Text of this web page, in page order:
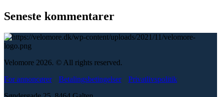
Seneste kommentarer
Velomore 2026. © All rights reserved.
For annoncører
Betalingsbetingelser
Privatlivspolitik